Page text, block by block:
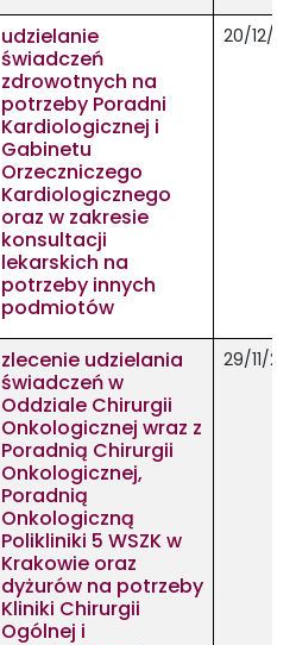
udzielanie
świadczeń
zdrowotnych na
potrzeby Poradni
Kardiologicznej i
Gabinetu
Orzeczniczego
Kardiologicznego
oraz w zakresie
konsultacji
lekarskich na
potrzeby innych
podmiotów
20/12/
zlecenie udzielania
świadczeń w
Oddziale Chirurgii
Onkologicznej wraz z
Poradnią Chirurgii
Onkologicznej,
Poradnią
Onkologiczną
Polikliniki 5 WSZK w
Krakowie oraz
dyżurów na potrzeby
Kliniki Chirurgii
Ogólnej i
29/11/